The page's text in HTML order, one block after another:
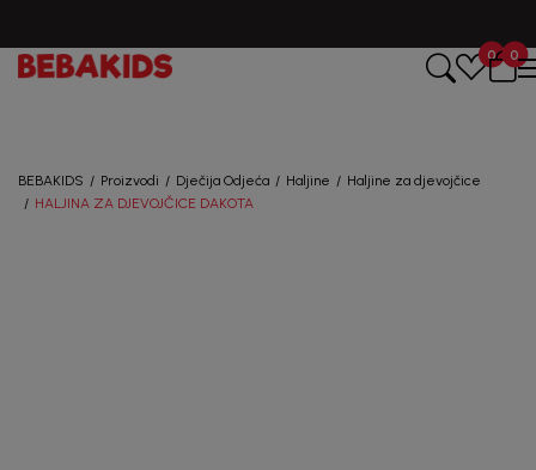
0 0
BEBAKIDS Proizvodi Dječija Odjeća Haljine
Haljine za djevojčice
HALJINA ZA DJEVOJČICE DAKOTAuz prvu kupovinu